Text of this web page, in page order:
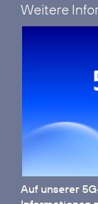
Weitere
Auf unserer